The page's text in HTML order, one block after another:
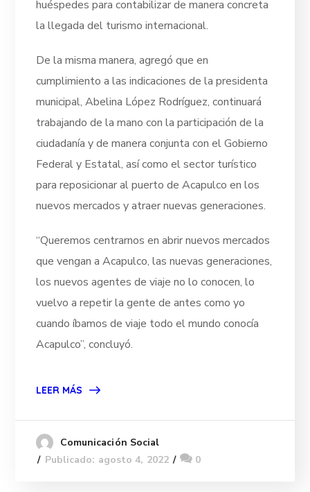
huéspedes para contabilizar de manera concreta
la llegada del turismo internacional.
De la misma manera, agregó que en
cumplimiento a las indicaciones de la presidenta
municipal, Abelina López Rodríguez, continuará
trabajando de la mano con la participación de la
ciudadanía y de manera conjunta con el Gobierno
Federal y Estatal, así como el sector turístico
para reposicionar al puerto de Acapulco en los
nuevos mercados y atraer nuevas generaciones.
“Queremos centrarnos en abrir nuevos mercados
que vengan a Acapulco, las nuevas generaciones,
los nuevos agentes de viaje no lo conocen, lo
vuelvo a repetir la gente de antes como yo
cuando íbamos de viaje todo el mundo conocía
Acapulco”, concluyó.
LEER MÁS
Comunicación Social
Publicado: agosto 4, 2022
0